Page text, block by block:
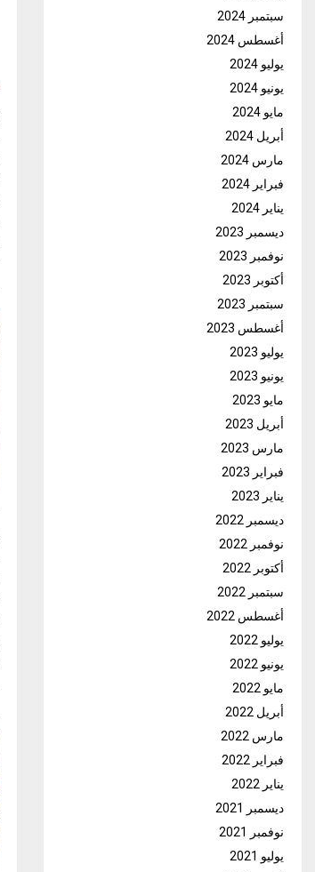
سبتمبر 2024
أغسطس 2024
يوليو 2024
يونيو 2024
مايو 2024
أبريل 2024
مارس 2024
فبراير 2024
يناير 2024
ديسمبر 2023
نوفمبر 2023
أكتوبر 2023
سبتمبر 2023
أغسطس 2023
يوليو 2023
يونيو 2023
مايو 2023
أبريل 2023
مارس 2023
فبراير 2023
يناير 2023
ديسمبر 2022
نوفمبر 2022
أكتوبر 2022
سبتمبر 2022
أغسطس 2022
يوليو 2022
يونيو 2022
مايو 2022
أبريل 2022
مارس 2022
فبراير 2022
يناير 2022
ديسمبر 2021
نوفمبر 2021
يوليو 2021